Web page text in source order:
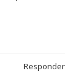
Responder